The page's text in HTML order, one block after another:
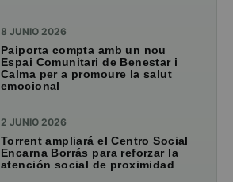
8 JUNIO 2026
Paiporta compta amb un nou
Espai Comunitari de Benestar i
Calma per a promoure la salut
emocional
2 JUNIO 2026
Torrent ampliará el Centro Social
Encarna Borrás para reforzar la
atención social de proximidad